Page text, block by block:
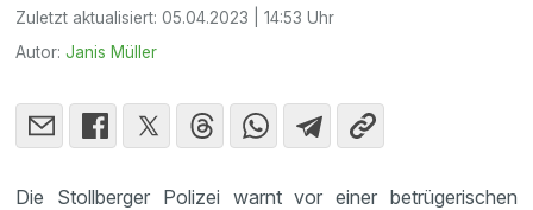
Zuletzt aktualisiert:05.04.2023 | 14:53 Uhr
Autor:Janis Müller
Die Stollberger Polizei warnt vor einer betrügerischen